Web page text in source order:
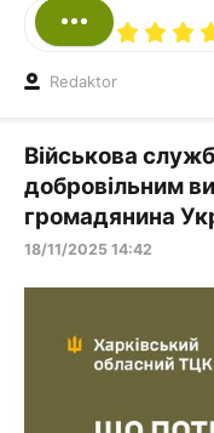
Redaktor
Військова
добровільним
громадянина
18/11/2025 14:42